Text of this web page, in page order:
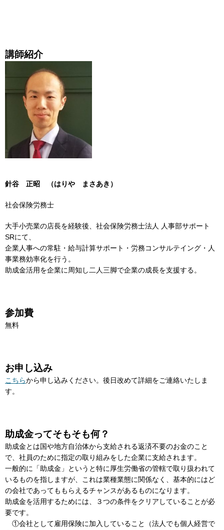
講師紹介
針谷 正昭 （はりや まさあき）
社会保険労務士
大手小売業の店長を経験後、社会保険労務士法人 人事部サポート
SRにて、
企業人事への常駐・給与計算サポート・労務コンサルテイング・人
事業務効率化を行う。
助成金活用を企業に周知し二人三脚で企業の成長を支援する。
参加費
無料
お申し込み
こちらから申し込みください。後日改めて詳細をご連絡いたしま
す。
助成金ってそもそも何？
助成金とは国や地方自治体から支給される返済不要のお金のこと
で、社員のために指定の取り組みをした企業に支給されます。
一般的に「助成金」というと特に厚生労働省の管轄で取り扱われて
いるものを指しますが、これは業種業態に関係なく、基本的にはど
の会社であってももらえるチャンスがあるものになります。
助成金を活用するためには、３つの条件をクリアしていることが必
要です。
①会社として雇用保険に加入していること（法人でも個人経営で